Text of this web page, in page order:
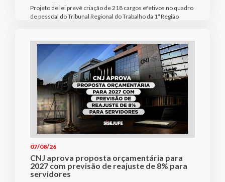
Projeto de lei prevê criação de 218 cargos efetivos no quadro
de pessoal do Tribunal Regional do Trabalho da 1ª Região
07/08/26
CNJ aprova proposta orçamentária para
2027 com previsão de reajuste de 8% para
servidores